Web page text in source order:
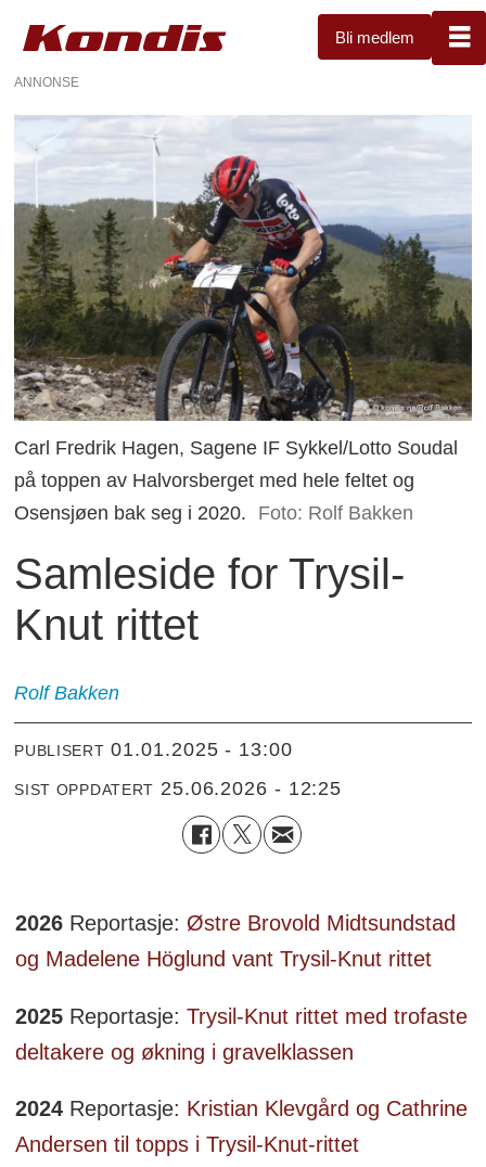
Bli medlem
ANNONSE
Carl Fredrik Hagen, Sagene IF Sykkel/Lotto Soudal
på toppen av Halvorsberget med hele feltet og
Osensjøen bak seg i 2020.
Foto: Rolf Bakken
Samleside for Trysil-
Knut rittet
Rolf Bakken
PUBLISERT 01.01.2025 - 13:00
SIST OPPDATERT 25.06.2026 - 12:25
2026Reportasje: Østre Brovold Midtsundstad
og Madelene Höglund vant Trysil-Knut rittet
2025Reportasje: Trysil-Knut rittet med trofaste
deltakere og økning i gravelklassen
2024 Reportasje: Kristian Klevgård og Cathrine
Andersen til topps i Trysil-Knut-rittet